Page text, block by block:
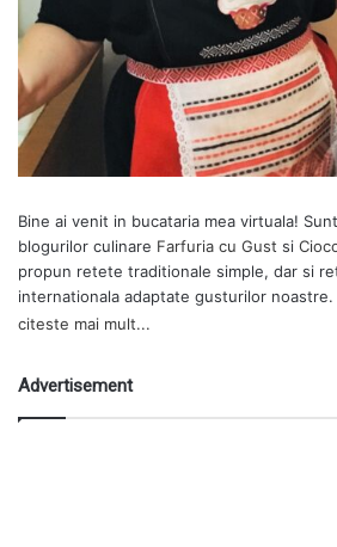
Bine ai venit in bucataria mea virtuala!
blogurilor culinare Farfuria cu Gust si
propun retete traditionale simple, dar si
internationala adaptate gusturilor noastre.
citeste mai mult...
Advertisement